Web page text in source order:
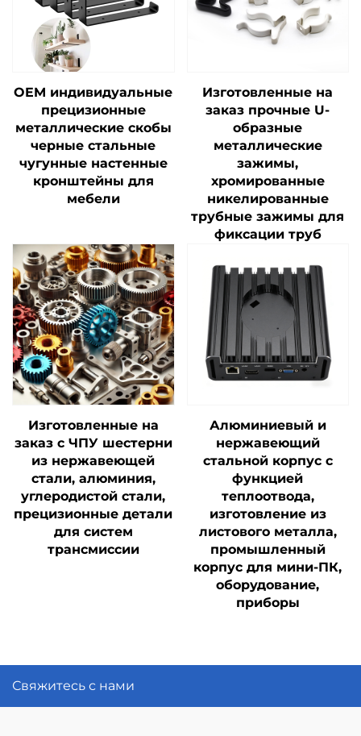
OEM индивидуальные
прецизионные
металлические скобы
черные стальные
чугунные настенные
кронштейны для
мебели
Изготовленные на
заказ прочные U-
образные
металлические
зажимы,
хромированные
никелированные
трубные зажимы для
фиксации труб
Изготовленные на
заказ с ЧПУ шестерни
из нержавеющей
стали, алюминия,
углеродистой стали,
прецизионные детали
для систем
трансмиссии
Алюминиевый и
нержавеющий
стальной корпус с
функцией
теплоотвода,
изготовление из
листового металла,
промышленный
корпус для мини-ПК,
оборудование,
приборы
Свяжитесь с нами